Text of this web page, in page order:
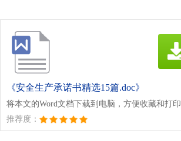
《安全生产承诺书精选15篇.doc》
将本文的Word文档下载到电脑，方便收藏和打印
推荐度：